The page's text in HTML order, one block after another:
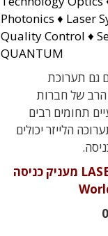
Photonics ♦ Laser
Quality Control ♦
QUANTUM
תערוכת
הרב של חברות
תחומים רבים
הלייזר יכולים
.
הכרטיס לתערוכת LASER World of PHOTONICS מעניק כניסה
03-